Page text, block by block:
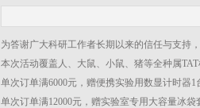
为答谢广大科研工作者长期以来的信任与支持
本次活动覆盖人、大鼠、小鼠、猪等全种属
单次订单满6000元，赠便携实验用数显计时器1
单次订单满12000元，赠实验室专用大容量冰袋